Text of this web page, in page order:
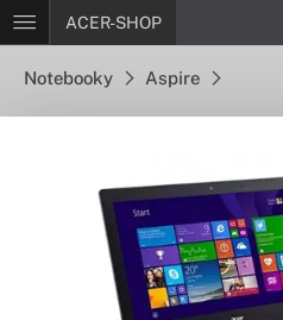
ACER-SHOP
Notebooky Aspire